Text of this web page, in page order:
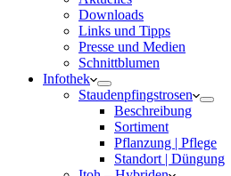
Downloads
Links und Tipps
Presse und Medien
Schnittblumen
Infothek
Staudenpfingstrosen
Beschreibung
Sortiment
Pflanzung | Pflege
Standort | Düngung